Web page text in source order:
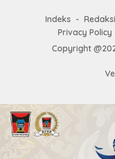
Indeks Redaksi
Privacy Policy
Copyright